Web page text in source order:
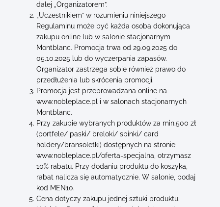
dalej „Organizatorem”.
„Uczestnikiem” w rozumieniu niniejszego
Regulaminu może być każda osoba dokonująca
zakupu online lub w salonie stacjonarnym
Montblanc. Promocja trwa od 29.09.2025 do
05.10.2025 lub do wyczerpania zapasów.
Organizator zastrzega sobie również prawo do
przedłużenia lub skrócenia promocji.
Promocja jest przeprowadzana online na
www.nobleplace.pl
i w salonach stacjonarnych
Montblanc.
Przy zakupie wybranych produktów za min.500 zł
(portfele/ paski/ breloki/ spinki/ card
holdery/bransoletki) dostępnych na stronie
www.nobleplace.pl/oferta-specjalna , otrzymasz
10% rabatu. Przy dodaniu produktu do koszyka,
rabat nalicza się automatycznie. W salonie, podaj
kod MEN10.
Cena dotyczy zakupu jednej sztuki produktu.